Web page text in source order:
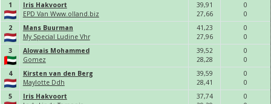
1
Iris Hakvoort
EPD Van Www.olland.biz
39,91
27,66
0
0
2
Mans Buurman
My Special Ludine Vhr
41,23
27,96
0
0
3
Alowais Mohammed
Gomez
39,52
28,28
0
0
4
Kirsten van den Berg
Maylotte Ddh
39,59
28,41
0
0
5
Iris Hakvoort
37,74
0